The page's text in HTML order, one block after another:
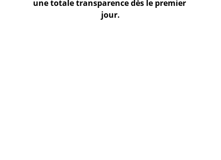
une totale transparence dès le premier
jour.